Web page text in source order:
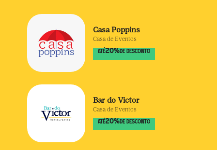
Casa Poppins
Casa de Eventos
ATÉ20% DE DESCONTO
Bar do Victor
Casa de Eventos
ATÉ20% DE DESCONTO